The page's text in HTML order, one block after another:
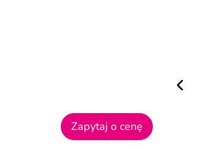
Zapytaj o cenę